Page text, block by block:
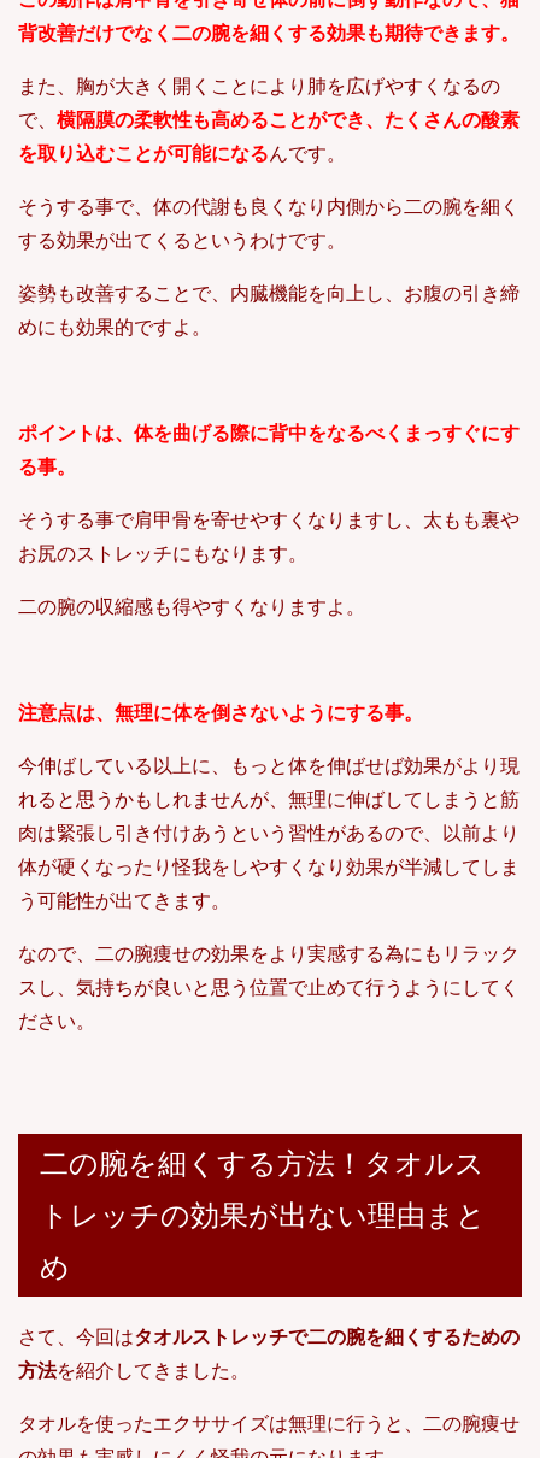
背改善だけでなく二の腕を細くする効果も期待できます。
また、胸が大きく開くことにより肺を広げやすくなるの
で、 横隔膜の柔軟性も高めることができ、たくさんの酸素
を取り込むことが可能になるんです。
そうする事で、体の代謝も良くなり内側から二の腕を細く
する効果が出てくるというわけです。
姿勢も改善することで、内臓機能を向上し、お腹の引き締
めにも効果的ですよ。
ポイントは、体を曲げる際に背中をなるべくまっすぐにす
る事。
そうする事で肩甲骨を寄せやすくなりますし、太もも裏や
お尻のストレッチにもなります。
二の腕の収縮感も得やすくなりますよ。
注意点は、無理に体を倒さないようにする事。
今伸ばしている以上に、もっと体を伸ばせば効果がより現
れると思うかもしれませんが、無理に伸ばしてしまうと筋
肉は緊張し引き付けあうという習性があるので、以前より
体が硬くなったり怪我をしやすくなり効果が半減してしま
う可能性が出てきます。
なので、二の腕痩せの効果をより実感する為にもリラック
スし、気持ちが良いと思う位置で止めて行うようにしてく
ださい。
二の腕を細くする方法！タオルス
トレッチの効果が出ない理由まと
め
さて、今回はタオルストレッチで二の腕を細くするための
方法を紹介してきました。
タオルを使ったエクササイズは無理に行うと、二の腕痩せ